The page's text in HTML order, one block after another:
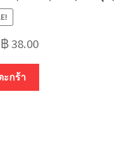
฿38.00
ะกร้า